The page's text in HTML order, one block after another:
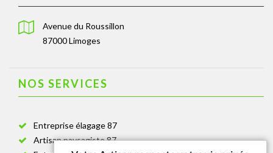
Avenue du Roussillon
87000 Limoges
NOS SERVICES
Entreprise élagage 87
Artisan paysagiste 87